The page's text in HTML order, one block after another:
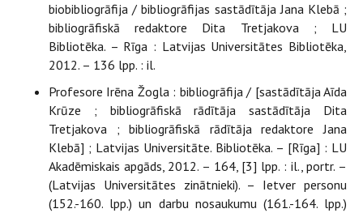
biobibliogrāfija / bibliogrāfijas sastādītāja Jana Klebā ;
bibliogrāfiskā redaktore Dita Tretjakova ; LU
Bibliotēka. – Rīga : Latvijas Universitātes Bibliotēka,
2012. – 136 lpp. : il.
Profesore Irēna Žogla : bibliogrāfija / [sastādītāja Aīda
Krūze ; bibliogrāfiskā rādītāja sastādītāja Dita
Tretjakova ; bibliogrāfiskā rādītāja redaktore Jana
Klebā] ; Latvijas Universitāte. Bibliotēka. – [Rīga] : LU
Akadēmiskais apgāds, 2012. – 164, [3] lpp. : il., portr. –
(Latvijas Universitātes zinātnieki). – Ietver personu
(152.-160. lpp.) un darbu nosaukumu (161.-164. lpp.)